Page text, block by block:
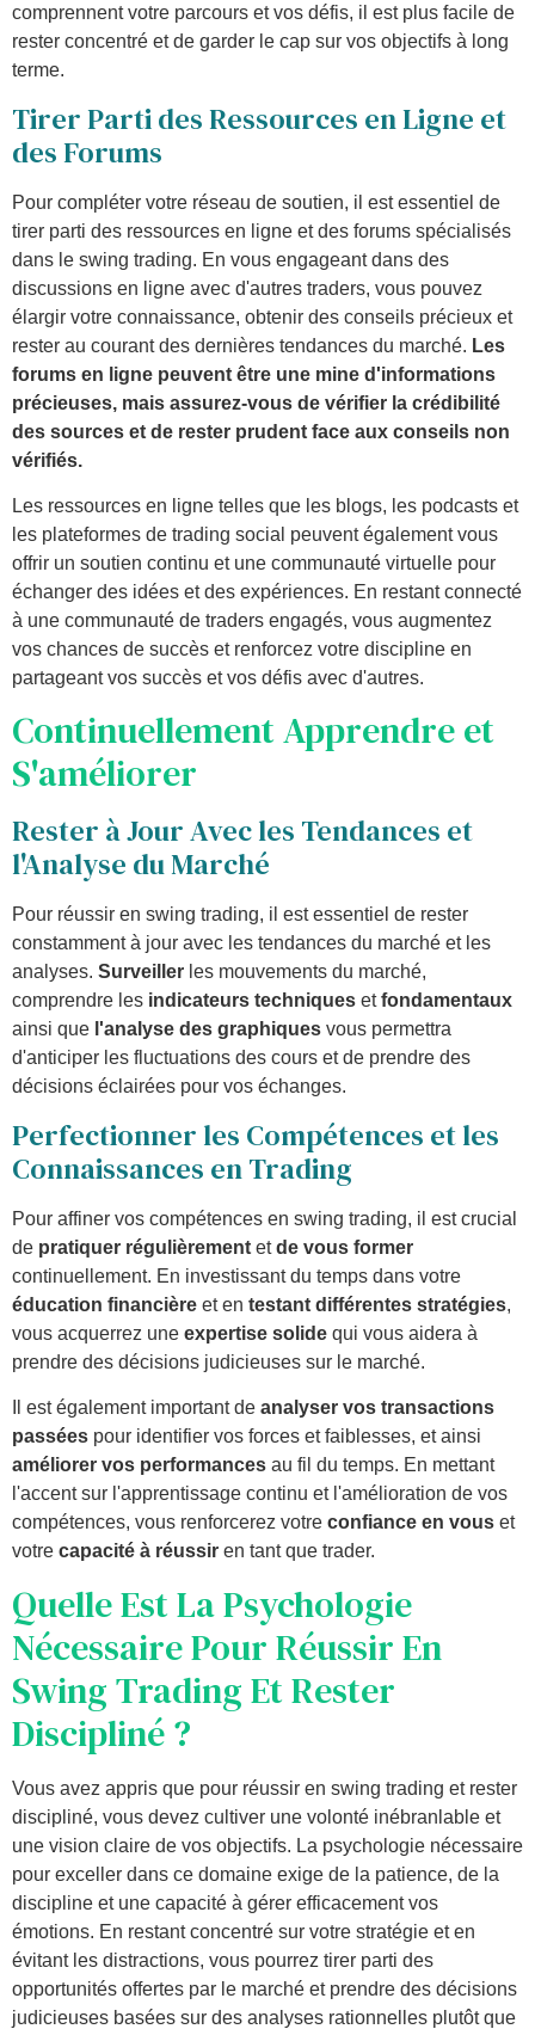
comprennent votre parcours et vos défis, il est plus facile de
rester concentré et de garder le cap sur vos objectifs à long
terme.
Tirer Parti des Ressources en Ligne et
des Forums
Pour compléter votre réseau de soutien, il est essentiel de
tirer parti des ressources en ligne et des forums spécialisés
dans le swing trading. En vous engageant dans des
discussions en ligne avec d'autres traders, vous pouvez
élargir votre connaissance, obtenir des conseils précieux et
rester au courant des dernières tendances du marché. Les
forums en ligne peuvent être une mine d'informations
précieuses, mais assurez-vous de vérifier la crédibilité
des sources et de rester prudent face aux conseils non
vérifiés.
Les ressources en ligne telles que les blogs, les podcasts et
les plateformes de trading social peuvent également vous
offrir un soutien continu et une communauté virtuelle pour
échanger des idées et des expériences. En restant connecté
à une communauté de traders engagés, vous augmentez
vos chances de succès et renforcez votre discipline en
partageant vos succès et vos défis avec d'autres.
Continuellement Apprendre et
S'améliorer
Rester à Jour Avec les Tendances et
l'Analyse du Marché
Pour réussir en swing trading, il est essentiel de rester
constamment à jour avec les tendances du marché et les
analyses. Surveiller les mouvements du marché,
comprendre les indicateurs techniques etfondamentaux
ainsi que l'analyse des graphiques vous permettra
d'anticiper les fluctuations des cours et de prendre des
décisions éclairées pour vos échanges.
Perfectionner les Compétences et les
Connaissances en Trading
Pour affiner vos compétences en swing trading, il est crucial
de pratiquer régulièrement etde vous former
continuellement. En investissant du temps dans votre
éducation financière et en testant différentes stratégies,
vous acquerrez une expertise solide qui vous aidera à
prendre des décisions judicieuses sur le marché.
Il est également important de analyser vos transactions
passées pour identifier vos forces et faiblesses, et ainsi
améliorer vos performances au fil du temps. En mettant
l'accent sur l'apprentissage continu et l'amélioration de vos
compétences, vous renforcerez votre confiance en vous et
votre capacité à réussir en tant que trader.
Quelle Est La Psychologie
Nécessaire Pour Réussir En
Swing Trading Et Rester
Discipliné ?
Vous avez appris que pour réussir en swing trading et rester
discipliné, vous devez cultiver une volonté inébranlable et
une vision claire de vos objectifs. La psychologie nécessaire
pour exceller dans ce domaine exige de la patience, de la
discipline et une capacité à gérer efficacement vos
émotions. En restant concentré sur votre stratégie et en
évitant les distractions, vous pourrez tirer parti des
opportunités offertes par le marché et prendre des décisions
judicieuses basées sur des analyses rationnelles plutôt que